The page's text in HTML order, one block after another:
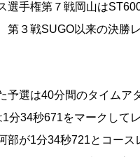
選手権第７戦岡山は
第３戦SUGO以来の決勝
予選は40分間のタイムア
分34秒671をマークして
部が1分34秒721とコー